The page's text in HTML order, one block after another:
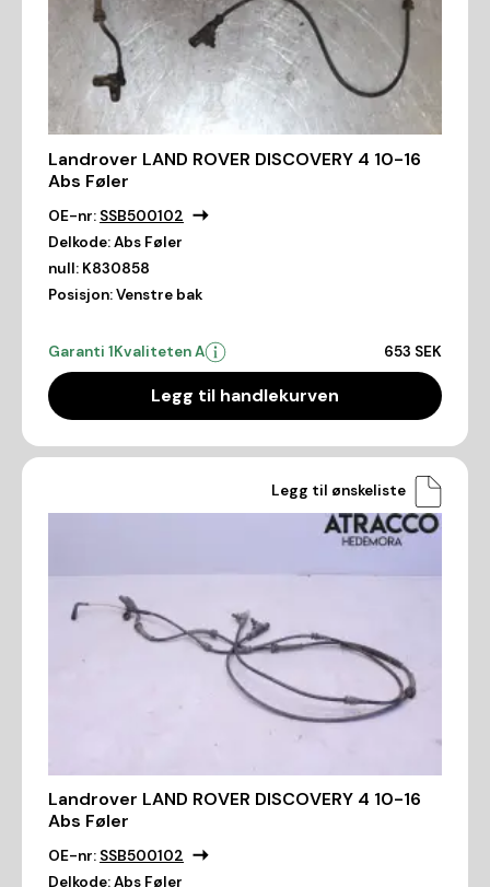
Landrover LAND ROVER DISCOVERY 4 10-16
Abs Føler
OE-nr: SSB500102
Delkode:Abs Føler
null: K830858
Posisjon:Venstre bak
Garanti 1Kvaliteten A 653 SEK
Legg til handlekurven
Legg til ønskeliste
Landrover LAND ROVER DISCOVERY 4 10-16
Abs Føler
OE-nr: SSB500102
Delkode:Abs Føler